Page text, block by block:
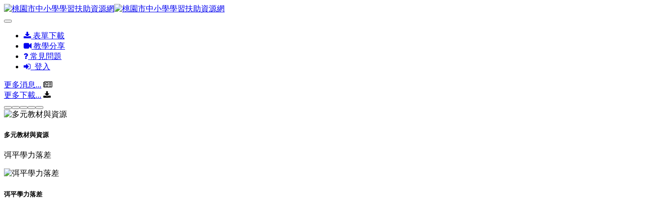
表單下載
教學分享
常見問題
登入
更多消息...
更多下載...
多元教材與資源
弭平學力落差
弭平學力落差